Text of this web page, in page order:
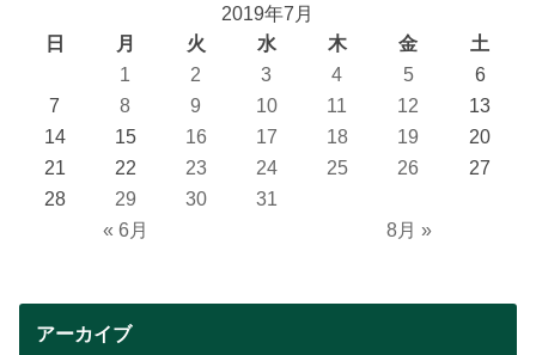
2019年7月
日
月 火 水 木 金 土
« 6月 8月 »
1 2 3 4 5
6
7
8 9 10 11 12
13
14
15 16 17 18 19
20
21
22 23 24 25 26
27
28
29 30 31
アーカイブ